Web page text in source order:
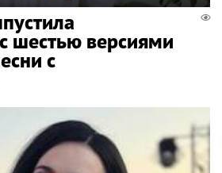
шестью версиями
с